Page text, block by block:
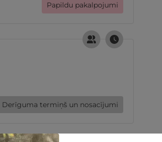
Papildu pakalpojumi
Derīguma termiņš un nosacījumi